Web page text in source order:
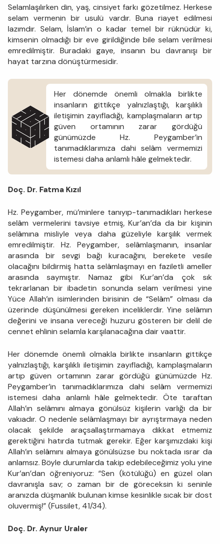
Selamlaşılırken din, yaş, cinsiyet farkı gözetilmez. Herkese
selam vermenin bir usulü vardır. Buna riayet edilmesi
lazımdır. Selam, İslam’ın o kadar temel bir rüknüdür ki,
kimsenin olmadığı bir eve girildiğinde bile selam verilmesi
emredilmiştir. Buradaki gaye, insanın bu davranışı bir
hayat tarzına dönüştürmesidir.
Her dönemde önemli olmakla birlikte
insanların gittikçe yalnızlaştığı, karşılıklı
iletişimin zayıfladığı, kamplaşmaların artıp
güven ortamının zarar gördüğü
günümüzde Hz. Peygamber’in
tanımadıklarımıza dahi selâm vermemizi
istemesi daha anlamlı hâle gelmektedir.
Doç. Dr. Fatma Kızıl
Hz. Peygamber, mü’minlere tanıyıp-tanımadıkları herkese
selâm vermelerini tavsiye etmiş, Kur’an’da da bir kişinin
selâmına misliyle veya daha güzeliyle karşılık vermek
emredilmiştir. Hz. Peygamber, selâmlaşmanın, insanlar
arasında bir sevgi bağı kuracağını, berekete vesile
olacağını bildirmiş hatta selâmlaşmayı en faziletli ameller
arasında saymıştır. Namaz gibi Kur’an’da çok sık
tekrarlanan bir ibadetin sonunda selam verilmesi yine
Yüce Allah’ın isimlerinden birisinin de “Selâm” olması da
üzerinde düşünülmesi gereken inceliklerdir. Yine selâmın
değerini ve insana vereceği huzuru gösteren bir delil de
cennet ehlinin selamla karşılanacağına dair vaattir.
Her dönemde önemli olmakla birlikte insanların gittikçe
yalnızlaştığı, karşılıklı iletişimin zayıfladığı, kamplaşmaların
artıp güven ortamının zarar gördüğü günümüzde Hz.
Peygamber’in tanımadıklarımıza dahi selâm vermemizi
istemesi daha anlamlı hâle gelmektedir. Öte taraftan
Allah’ın selâmını almaya gönülsüz kişilerin varlığı da bir
vakıadır. O nedenle selâmlaşmayı bir ayrıştırmaya neden
olacak şekilde araçsallaştırmamaya dikkat etmemiz
gerektiğini hatırda tutmak gerekir. Eğer karşımızdaki kişi
Allah’ın selâmını almaya gönülsüzse bu noktada ısrar da
anlamsız. Böyle durumlarda takip edebileceğimiz yolu yine
Kur’an’dan öğreniyoruz: “Sen (kötülüğü) en güzel olan
davranışla sav; o zaman bir de göreceksin ki seninle
aranızda düşmanlık bulunan kimse kesinlikle sıcak bir dost
oluvermiş!” (Fussilet, 41/34).
Doç. Dr. Aynur Uraler